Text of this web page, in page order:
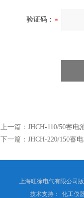
验证码：
上一篇： JHCH-110/50蓄电
下一篇： JHCH-220/150蓄
上海旺徐电气有限公司
技术支持：
化工仪